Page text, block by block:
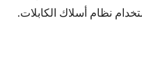
نظام أسلاك الكابلات.